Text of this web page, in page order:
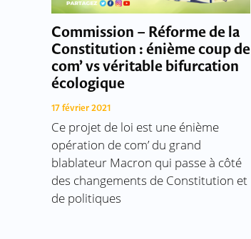
Commission – Réforme de la
Constitution : énième coup de
com’ vs véritable bifurcation
écologique
17 février 2021
Ce projet de loi est une énième
opération de com’ du grand
blablateur Macron qui passe à côté
des changements de Constitution et
de politiques